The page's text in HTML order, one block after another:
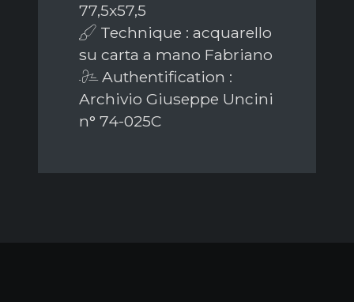
77,5x57,5
Technique : acquarello
su carta a mano Fabriano
Authentification :
Archivio Giuseppe Uncini
n° 74-025C